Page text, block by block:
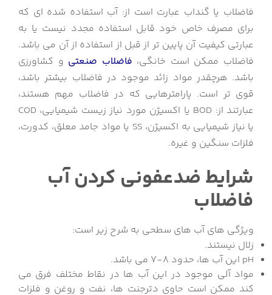
فاضلاب یا گنداب عبارت است از: آب استفاده شده ای که
برای مصرف خاص خود قابل استفاده مجدد نیست یا به
عبارتی کیفیت آن پایین تر از قبل از استفاده از آن می باشد.
فاضلاب ممکن است خانگی، فاضلاب صنعتی و کشاورزی
باشد. هرچقدر مواد زائد موجود در فاضلاب بیشتر باشد،
قوی تر است. پارامترهایی که در فاضلاب مهم هستند،
عبارتند از: BOD یا اکسیژن مورد نیاز زیست شیمیایی، COD
یا نیاز شیمیایی به اکسیژن، SS یا مواد جامد معلق، کدورت،
فلزات سنگین و غیره.
شرایط ضدعفونی کردن آب
فاضلاب
ویژگی های آب های سطحی به شرح زیر است:
زلال نیستند.
pH این آب ها، حدود 8-7 می باشد.
مواد آلی موجود در این آب ها در نقاط مختلف فرق می
کند ممکن است حاوی دترجنت ها، نفت و روغن و فلزات